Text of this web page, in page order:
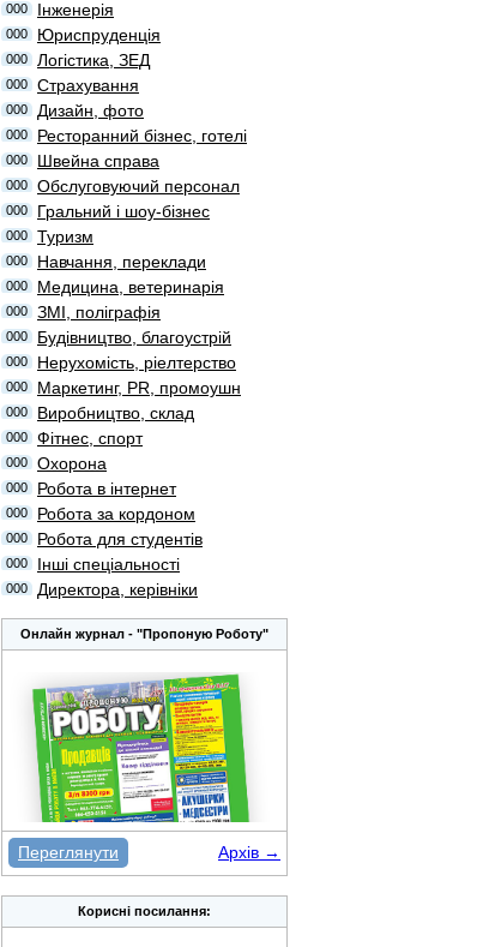
000 Інженерія
000 Юриспруденція
000 Логістика, ЗЕД
000 Страхування
000 Дизайн, фото
000 Ресторанний бізнес, готелі
000 Швейна справа
000 Обслуговуючий персонал
000 Гральний і шоу-бізнес
000 Туризм
000 Навчання, переклади
000 Медицина, ветеринарія
000 ЗМІ, поліграфія
000 Будівництво, благоустрій
000 Нерухомість, ріелтерство
000 Маркетинг, PR, промоушн
000 Виробництво, склад
000 Фітнес, спорт
000 Охорона
000 Робота в інтернет
000 Робота за кордоном
000 Робота для студентів
000 Інші спеціальності
000 Директора, керівніки
Онлайн журнал - "Пропоную Роботу"
Архів →
Переглянути
Корисні посилання: